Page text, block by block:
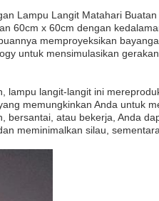
Lampu Langit Matahari
60cm x 60cm dengan
memproyeksikan
untuk mensimulasikan
langit-langit ini
memungkinkan Anda untuk
atau bekerja, Anda
meminimalkan silau,